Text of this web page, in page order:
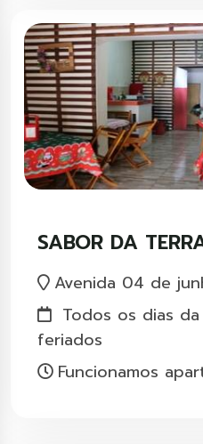
SABOR DA
Avenida 04 de
Todos os dias
feriados
Funcionamos